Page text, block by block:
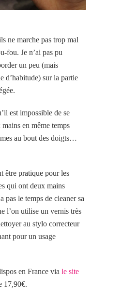
ne marche pas trop mal
fou. Je n’ai pas pu
un peu (mais
d’habitude) sur la partie
est impossible de se
en même temps
au bout des doigts…
être pratique pour les
qui ont deux mains
pas le temps de cleaner sa
l’on utilise un vernis très
au stylo correcteur
pour un usage
en France via le site
17,90€.